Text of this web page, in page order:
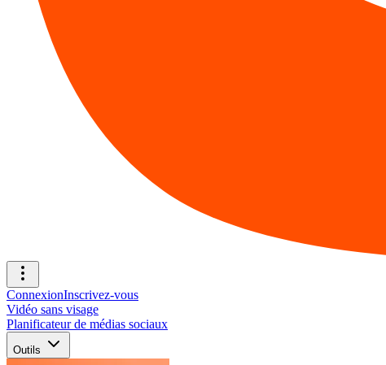
ConnexionInscrivez-vous
Vidéo sans visage
Planificateur de médias sociaux
Outils